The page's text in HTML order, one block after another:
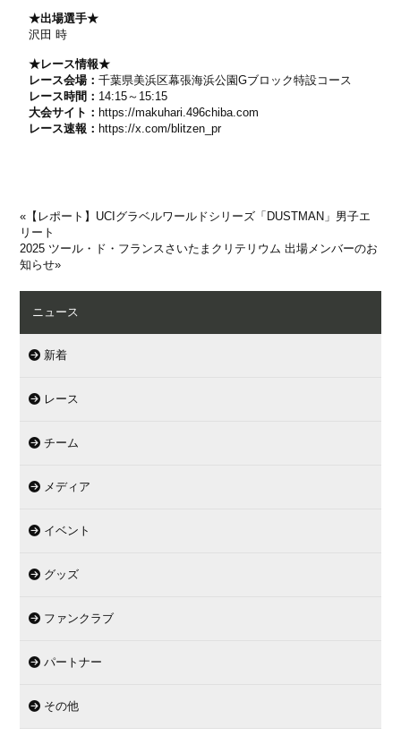
★出場選手★
沢田 時
★レース情報★
レース会場：千葉県美浜区幕張海浜公園Gブロック特設コース
レース時間： 14:15～15:15
大会サイト： https://makuhari.496chiba.com
レース速報： https://x.com/blitzen_pr
« 【レポート】UCIグラベルワールドシリーズ「DUSTMAN」男子エ
リート
2025 ツール・ド・フランスさいたまクリテリウム 出場メンバーのお
知らせ»
ニュース
新着
レース
チーム
メディア
イベント
グッズ
ファンクラブ
パートナー
その他